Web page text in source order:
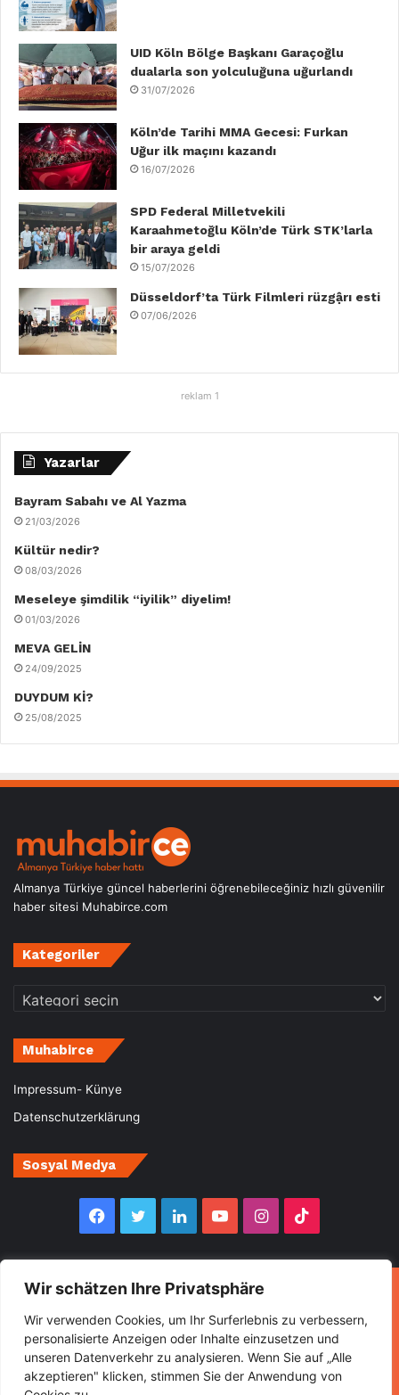
Wir schätzen Ihre Privatsphäre
Wir verwenden Cookies, um Ihr Surferlebnis zu verbessern,
personalisierte Anzeigen oder Inhalte einzusetzen und
unseren Datenverkehr zu analysieren. Wenn Sie auf „Alle
akzeptieren" klicken, stimmen Sie der Anwendung von
o
o
k
r
I
n
e
r
UID Köln Bölge Başkanı Garaçoğlu
dualarla son yolculuğuna uğurlandı
31/07/2026
Köln’de Tarihi MMA Gecesi: Furkan
Uğur ilk maçını kazandı
16/07/2026
SPD Federal Milletvekili
Karaahmetoğlu Köln’de Türk STK’larla
bir araya geldi
15/07/2026
Düsseldorf’ta Türk Filmleri rüzgậrı esti
07/06/2026
reklam 1
Yazarlar
Bayram Sabahı ve Al Yazma
21/03/2026
Kültür nedir?
08/03/2026
Meseleye şimdilik “iyilik” diyelim!
01/03/2026
MEVA GELİN
24/09/2025
DUYDUM Kİ?
25/08/2025
Almanya Türkiye güncel haberlerini öğrenebileceğiniz hızlı güvenilir
haber sitesi Muhabirce.com
Kategoriler
Kategoriler
Muhabirce
Impressum- Künye
Datenschutzerklärung
Sosyal Medya
Facebook
TwitterLinkedInYouTubeInstagram
© Copyright 2026, All Rights Reserved Muhabirce
Ana Sayfa
Haberler Ekonomi
Gurbette Bir Ömür
Kültür&Sanat
Spor Turizm